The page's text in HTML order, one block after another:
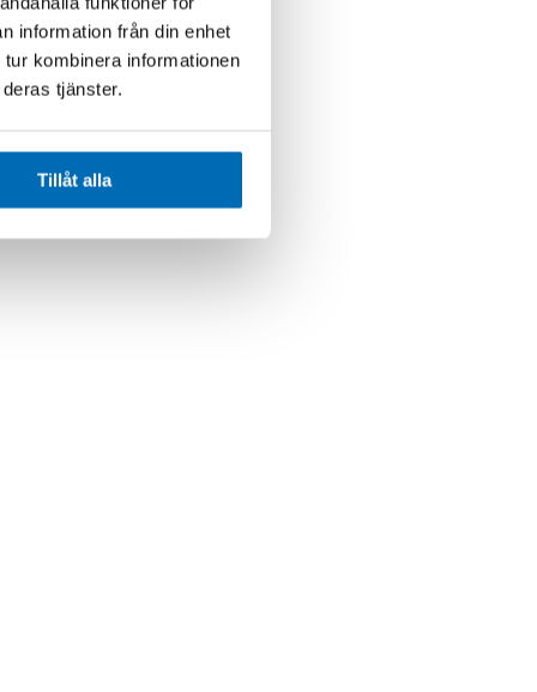
information från din enhet
kombinera informationen
tjänster.
Tillåt alla